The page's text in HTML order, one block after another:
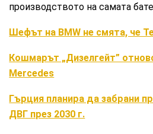
производството на самата
Шефът на BMW не смята, че
Кошмарът „Дизелгейт”
Mercedes
Гърция планира да забрани
ДВГ през 2030 г.